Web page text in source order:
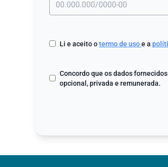
Li e aceito otermo de usoe a
Concordo que os dados
opcional, privada e remunerada.